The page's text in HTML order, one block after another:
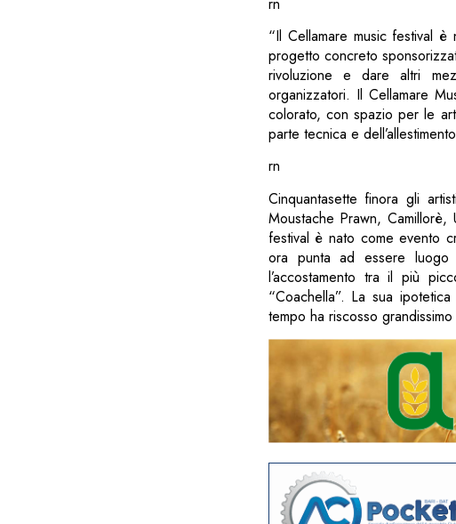
“Il Cellamare music festival
progetto concreto
rivoluzione e dare altri
organizzatori. Il Cellamare
colorato, con spazio per le
parte tecnica e
rn
Cinquantasette finora gli
Moustache Prawn,
festival è nato come evento
ora punta ad essere
l’accostamento tra il più
“Coachella”. La sua
tempo ha riscosso